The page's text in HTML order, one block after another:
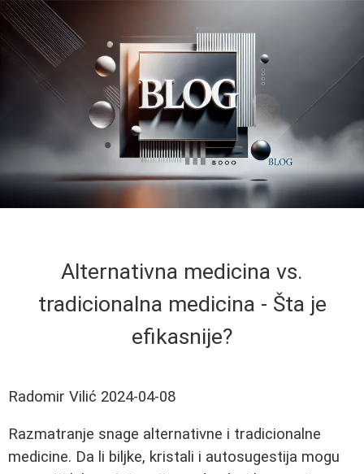
Alternativna medicina vs.
tradicionalna medicina - Šta je
efikasnije?
Radomir Vilić 2024-04-08
Razmatranje snage alternativne i tradicionalne
medicine. Da li biljke, kristali i autosugestija mogu